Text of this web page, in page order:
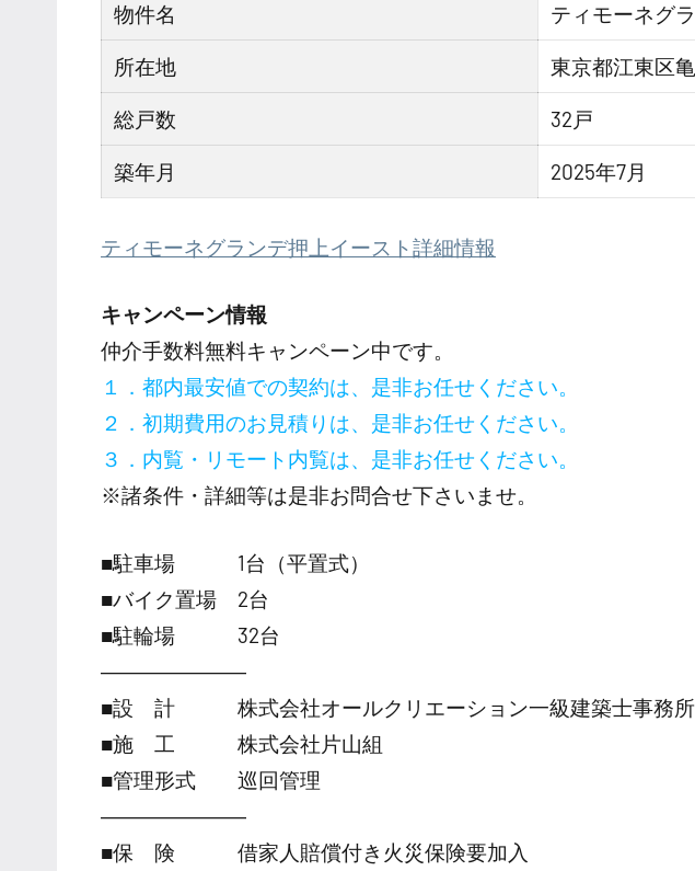
物件名 ティモーネグ
所在地 東京都江東区
総戸数 32戸
築年月 2025年7月
ティモーネグランデ押上イースト詳細情報
キャンペーン情報
仲介手数料無料キャンペーン中です。
１．都内最安値での契約は、是非お任せください。
２．初期費用のお見積りは、是非お任せください。
３．内覧・リモート内覧は、是非お任せください。
※諸条件・詳細等は是非お問合せ下さいませ。
■駐車場 1台（平置式）
■バイク置場 2台
■駐輪場 32台
―――――――
■設 計 株式会社オールクリエーション一級建築士事務所
■施 工 株式会社片山組
■管理形式 巡回管理
―――――――
■保 険 借家人賠償付き火災保険要加入